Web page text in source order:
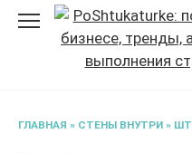
Перейти
содержанию
ГЛАВНАЯ » СТЕНЫ ВНУТРИ »